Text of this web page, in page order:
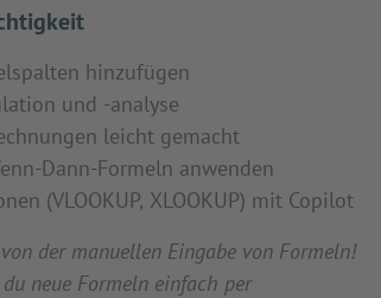
hinzufügen
und -analyse
leicht gemacht
Dann-Formeln anwenden
(VLOOKUP, XLOOKUP) mit Copilot
der manuellen Eingabe von Formeln!
neue Formeln einfach per